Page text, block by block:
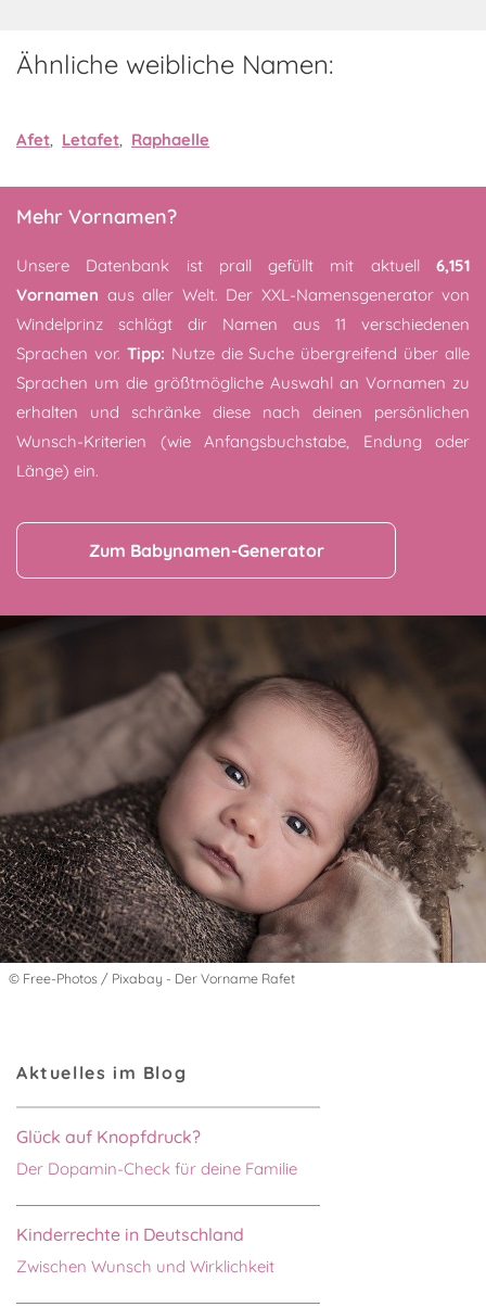
Ähnliche weibliche Namen:
Afet, Letafet, Raphaelle
Mehr Vornamen?
Unsere Datenbank ist prall gefüllt mit aktuell 6,151
Vornamen aus aller Welt. Der XXL-Namensgenerator von
Windelprinz schlägt dir Namen aus 11 verschiedenen
Sprachen vor. Tipp: Nutze die Suche übergreifend über alle
Sprachen um die größtmögliche Auswahl an Vornamen zu
erhalten und schränke diese nach deinen persönlichen
Wunsch-Kriterien (wie Anfangsbuchstabe, Endung oder
Länge) ein.
Zum Babynamen-Generator
© Free-Photos / Pixabay - Der Vorname Rafet
Aktuelles im Blog
Glück auf Knopfdruck?
Der Dopamin-Check für deine Familie
Kinderrechte in Deutschland
Zwischen Wunsch und Wirklichkeit